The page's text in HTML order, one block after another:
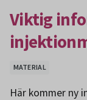
Viktig
MATERIAL
Här kommer ny